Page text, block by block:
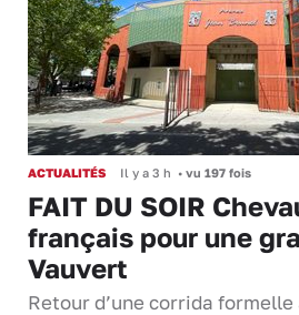
ACTUALITÉS Il y a 3 h • vu 197 fois
FAIT DU SOIR
français pour une
Vauvert
Retour d’une corrida